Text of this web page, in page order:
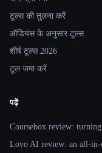
टूल्स की तुलना करें
ऑडियंस के अनुसार टूल्स
शीर्ष टूल्स 2026
टूल जमा करें
पढ़ें
Coursebox review:
Lovo AI review: an all-in-